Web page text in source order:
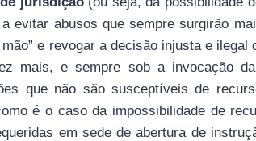
evitar abusos que sempre surgirão
e revogar a decisão injusta e ilegal
mais, e sempre sob a invocação
que não são susceptíveis de
é o caso da impossibilidade de
em sede de abertura de